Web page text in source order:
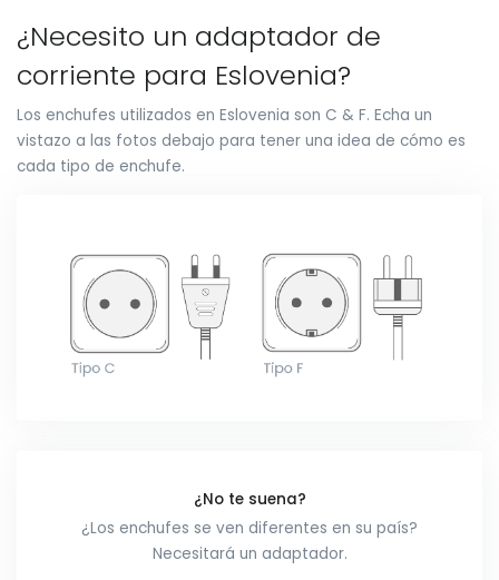
¿Necesito un adaptador de
corriente para Eslovenia?
Los enchufes utilizados en Eslovenia son C & F. Echa un
vistazo a las fotos debajo para tener una idea de cómo es
cada tipo de enchufe.
¿No te suena?
¿Los enchufes se ven diferentes en su país?
Necesitará un adaptador.